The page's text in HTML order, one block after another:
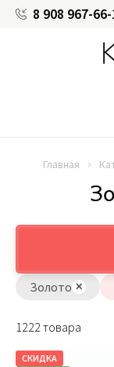
8 908 967-
Главная
Золото
1222 товара
СКИДКА